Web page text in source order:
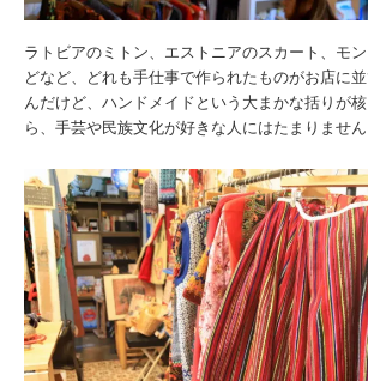
ラトビアのミトン、エストニアのスカート、モ
どなど、どれも手仕事で作られたものがお店に
んだけど、ハンドメイドという大まかな括りが
ら、手芸や民族文化が好きな人にはたまりません